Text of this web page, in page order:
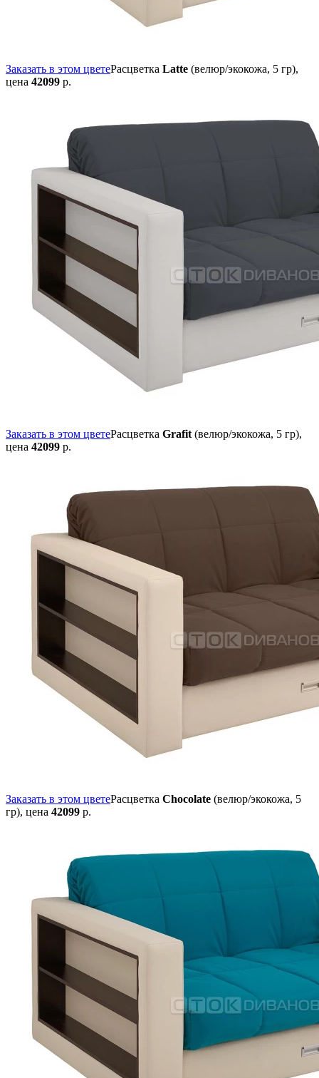
Заказать в этом цветеРасцветка Latte (велюр/экокожа, 5 гр),
цена 42099 р.
Заказать в этом цветеРасцветка Grafit(велюр/экокожа, 5 гр),
цена 42099 р.
Заказать в этом цветеРасцветка Chocolate (велюр/экокожа, 5
гр), цена 42099 р.